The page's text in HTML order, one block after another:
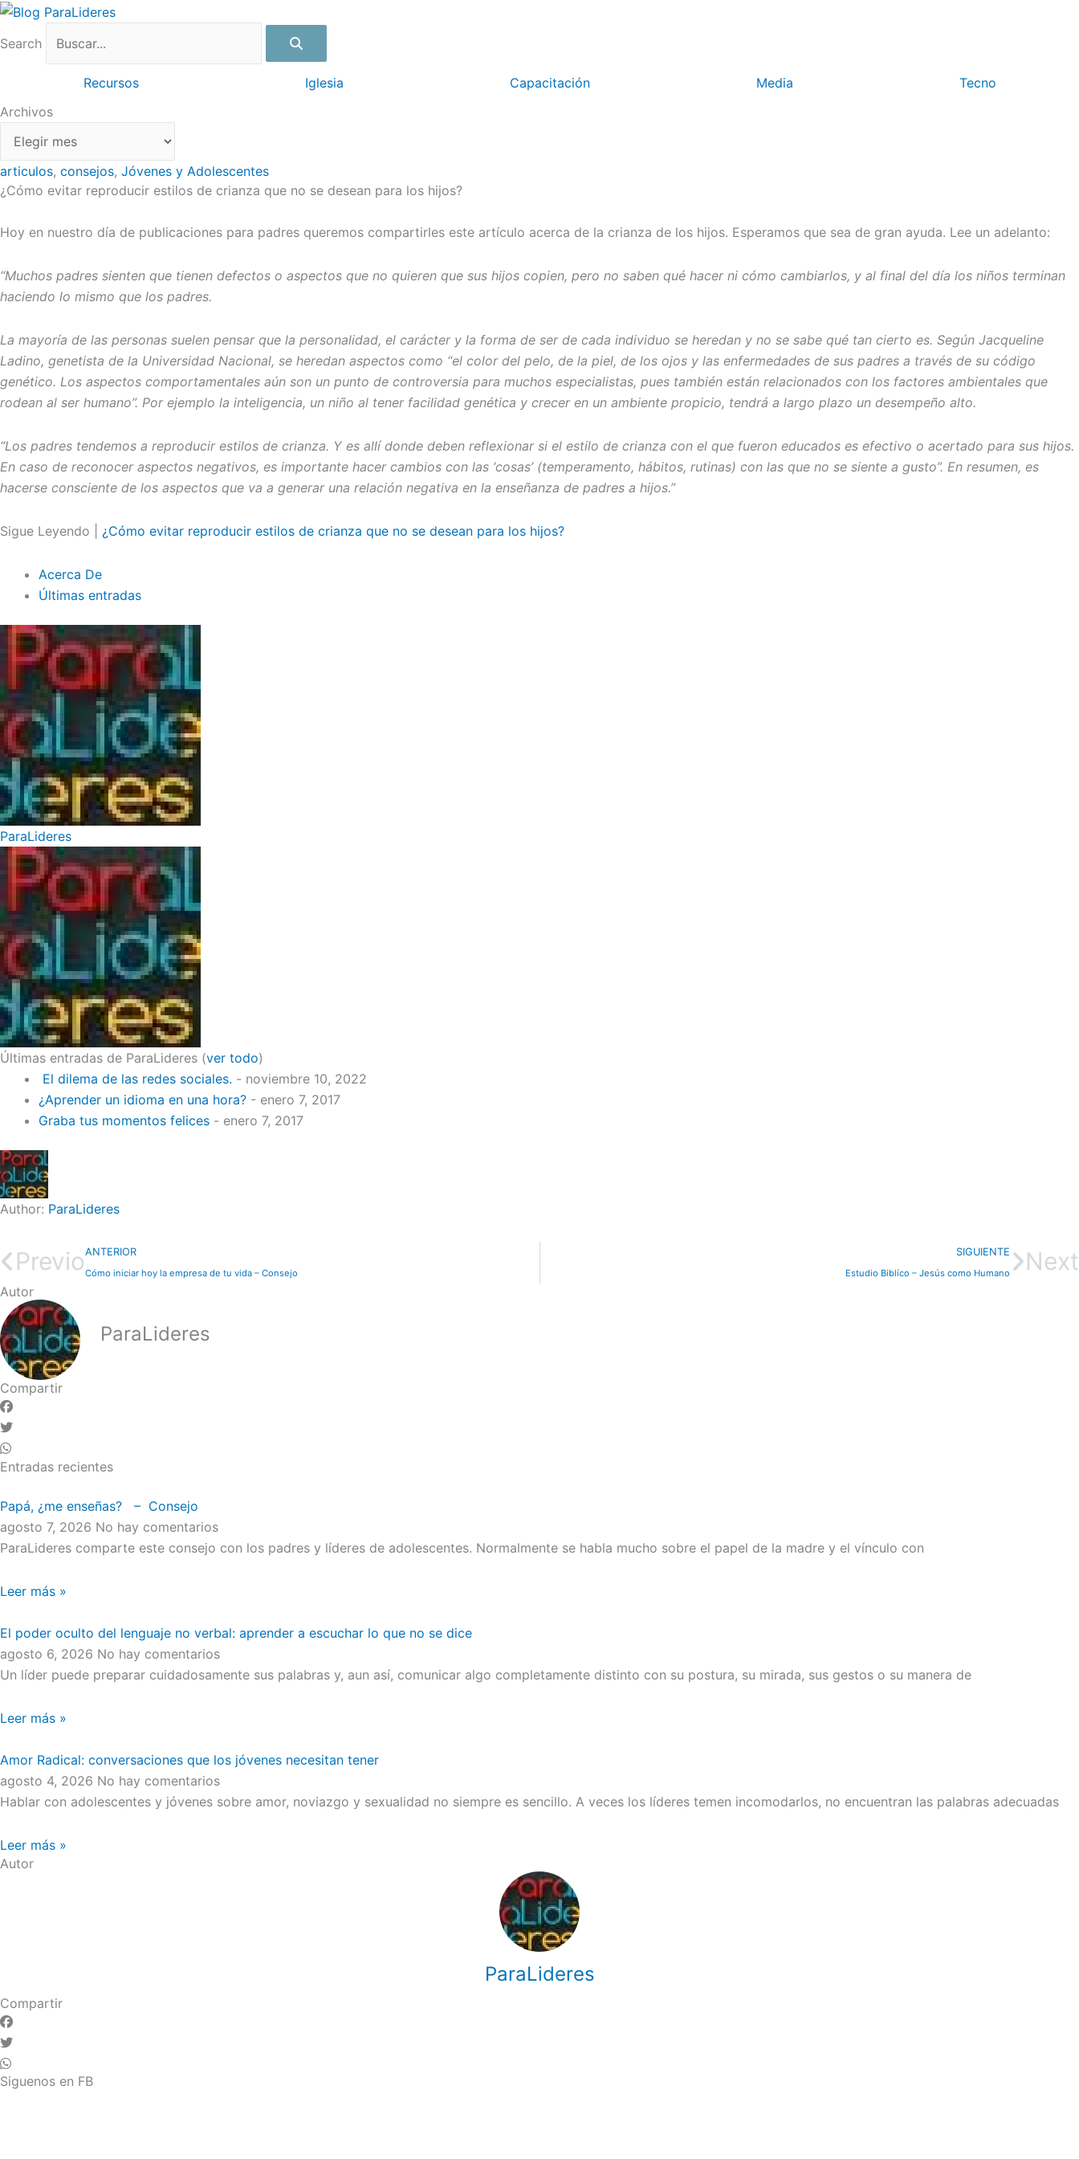
Ir
contenido
Search
Recursos Iglesia Capacitación Media
Tecno
Archivos
Archivos
articulos, consejos, Jóvenes y Adolescentes
¿Cómo evitar reproducir estilos de crianza que no se desean para los hijos?
Hoy en nuestro día de publicaciones para padres queremos compartirles este artículo acerca de la crianza de los hijos. Esperamos que sea de gran ayuda. Lee un adelanto:
“Muchos padres sienten que tienen defectos o aspectos que no quieren que sus hijos copien, pero no saben qué hacer ni cómo cambiarlos, y al final del día los niños terminan
haciendo lo mismo que los padres.
La mayoría de las personas suelen pensar que la personalidad, el carácter y la forma de ser de cada individuo se heredan y no se sabe qué tan cierto es. Según Jacqueline
Ladino, genetista de la Universidad Nacional, se heredan aspectos como “el color del pelo, de la piel, de los ojos y las enfermedades de sus padres a través de su código
genético. Los aspectos comportamentales aún son un punto de controversia para muchos especialistas, pues también están relacionados con los factores ambientales que
rodean al ser humano”. Por ejemplo la inteligencia, un niño al tener facilidad genética y crecer en un ambiente propicio, tendrá a largo plazo un desempeño alto.
“Los padres tendemos a reproducir estilos de crianza. Y es allí donde deben reflexionar si el estilo de crianza con el que fueron educados es efectivo o acertado para sus hijos.
En caso de reconocer aspectos negativos, es importante hacer cambios con las ‘cosas’ (temperamento, hábitos, rutinas) con las que no se siente a gusto”. En resumen, es
hacerse consciente de los aspectos que va a generar una relación negativa en la enseñanza de padres a hijos.”
Sigue Leyendo | ¿Cómo evitar reproducir estilos de crianza que no se desean para los hijos?
Acerca De
Últimas entradas
ParaLideres
Últimas entradas de ParaLideres (ver todo)
El dilema de las redes sociales. - noviembre 10, 2022
¿Aprender un idioma en una hora? - enero 7, 2017
Graba tus momentos felices - enero 7, 2017
Author: ParaLideres
PrevioANTERIOR
Cómo iniciar hoy la empresa de tu vida – Consejo
SIGUIENTE
Estudio Biblíco – Jesús como Humano Next
Autor
ParaLideres
Compartir
Entradas recientes
Papá, ¿me enseñas? – Consejo
agosto 7, 2026 No hay comentarios
ParaLideres comparte este consejo con los padres y líderes de adolescentes. Normalmente se habla mucho sobre el papel de la madre y el vínculo con
Leer más »
El poder oculto del lenguaje no verbal: aprender a escuchar lo que no se dice
agosto 6, 2026 No hay comentarios
Un líder puede preparar cuidadosamente sus palabras y, aun así, comunicar algo completamente distinto con su postura, su mirada, sus gestos o su manera de
Leer más »
Amor Radical: conversaciones que los jóvenes necesitan tener
agosto 4, 2026 No hay comentarios
Hablar con adolescentes y jóvenes sobre amor, noviazgo y sexualidad no siempre es sencillo. A veces los líderes temen incomodarlos, no encuentran las palabras adecuadas
Leer más »
Autor
ParaLideres
Compartir
Siguenos en FB